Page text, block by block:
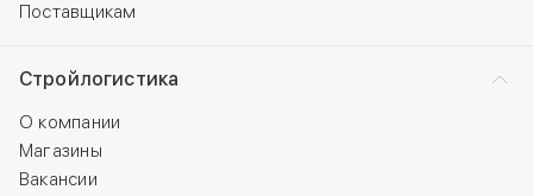
Поставщикам
Стройлогистика
О компании
Магазины
Вакансии